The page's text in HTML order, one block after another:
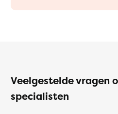
Veelgestelde vragen
specialisten